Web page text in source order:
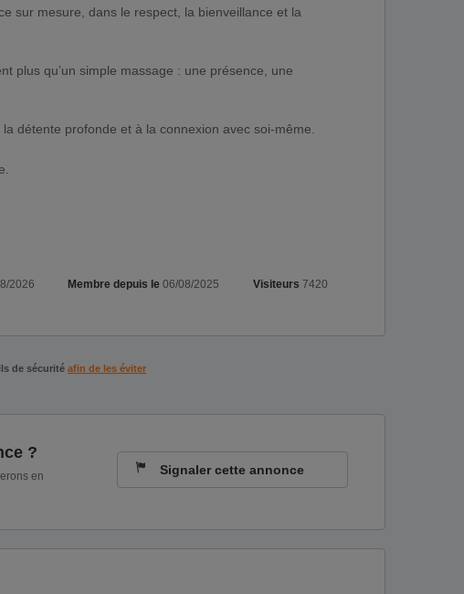
sur mesure, dans le respect, la bienveillance et la
plus qu’un simple massage : une présence, une
détente profonde et à la connexion avec soi-même.
2026 Membre depuis le 06/08/2025 Visiteurs 7420
de sécurité afin de les éviter
?
en
Signaler cette annonce